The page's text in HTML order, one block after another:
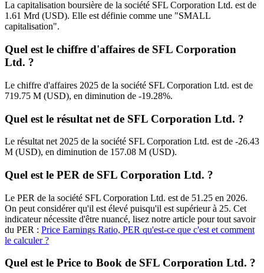
La capitalisation boursière de la société SFL Corporation Ltd. est de
1.61 Mrd (USD). Elle est définie comme une "SMALL
capitalisation".
Quel est le chiffre d'affaires de SFL Corporation
Ltd. ?
Le chiffre d'affaires 2025 de la société SFL Corporation Ltd. est de
719.75 M (USD), en diminution de -19.28%.
Quel est le résultat net de SFL Corporation Ltd. ?
Le résultat net 2025 de la société SFL Corporation Ltd. est de -26.43
M (USD), en diminution de 157.08 M (USD).
Quel est le PER de SFL Corporation Ltd. ?
Le PER de la société SFL Corporation Ltd. est de 51.25 en 2026.
On peut considérer qu'il est élevé puisqu'il est supérieur à 25. Cet
indicateur nécessite d'être nuancé, lisez notre article pour tout savoir
du PER : Price Earnings Ratio, PER qu'est-ce que c'est et comment
le calculer ?
Quel est le Price to Book de SFL Corporation Ltd. ?